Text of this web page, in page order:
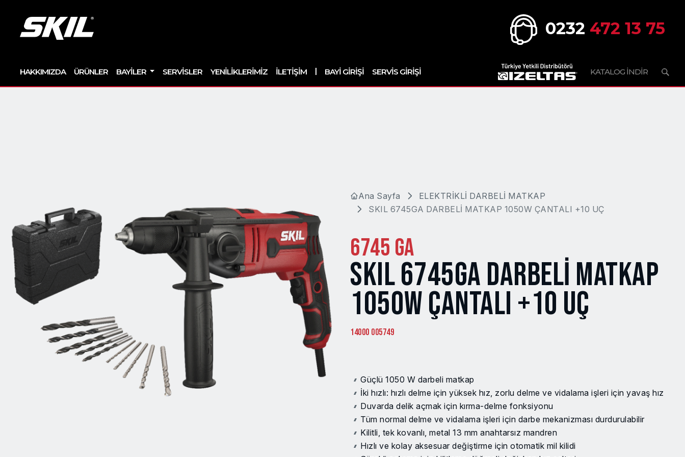
0232 472 13 75
HAKKIMIZDA ÜRÜNLER BAYILER SERVISLER YENILIKLERIMIZ İLETIŞIM | BAYI GIRIŞI SERVIS GIRIŞI KATALOG İNDİR
Ana Sayfa
ELEKTRİKLİ DARBELİ MATKAP
SKIL 6745GA DARBELİ MATKAP 1050W ÇANTALI +10 UÇ
6745 GA
SKIL 6745GA DARBELİ MATKAP
1050W ÇANTALI +10 UÇ
14000 005749
Güçlü 1050 W darbeli matkap
İki hızlı: hızlı delme için yüksek hız, zorlu delme ve vidalama işleri için yavaş hız
Duvarda delik açmak için kırma-delme fonksiyonu
Tüm normal delme ve vidalama işleri için darbe mekanizması durdurulabilir
Kilitli, tek kovanlı, metal 13 mm anahtarsız mandren
Hızlı ve kolay aksesuar değiştirme için otomatik mil kilidi